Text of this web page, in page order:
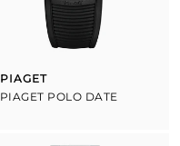
Proveedor:
PIAGET
PIAGET POLO DATE